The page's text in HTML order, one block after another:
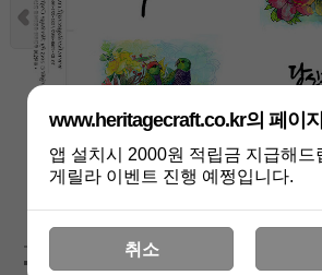
상품가 : 1,800
www.heritagecraft.co.kr의 페이
앱 설치시 2000원 적립금 지급해드
게릴라 이벤트 진행 예쩡입니다.
취소